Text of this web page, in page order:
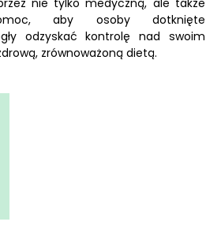
nie tylko medyczną, ale także
aby osoby dotknięte
odzyskać kontrolę nad swoim
zrównoważoną dietą.